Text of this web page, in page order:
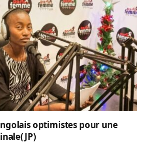
optimistes pour une